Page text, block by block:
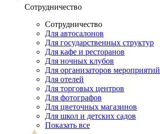
Сотрудничество
Сотрудничество
Для автосалонов
Для государственных структур
Для кафе и ресторанов
Для ночных клубов
Для организаторов мероприятий
Для отелей
Для торговых центров
Для фотографов
Для цветочных магазинов
Для школ и детских садов
Показать все